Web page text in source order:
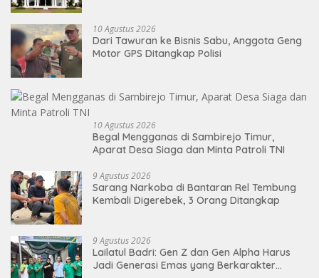
10 Agustus 2026
Dari Tawuran ke Bisnis Sabu, Anggota Geng
Motor GPS Ditangkap Polisi
10 Agustus 2026
Begal Mengganas di Sambirejo Timur,
Aparat Desa Siaga dan Minta Patroli TNI
9 Agustus 2026
Sarang Narkoba di Bantaran Rel Tembung
Kembali Digerebek, 3 Orang Ditangkap
9 Agustus 2026
Lailatul Badri: Gen Z dan Gen Alpha Harus
Jadi Generasi Emas yang Berkarakter